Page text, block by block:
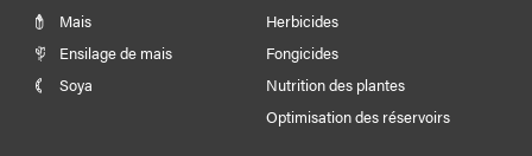
Mais
Ensilage de mais
Soya
Herbicides
Fongicides
Nutrition des plantes
Optimisation des réservoirs